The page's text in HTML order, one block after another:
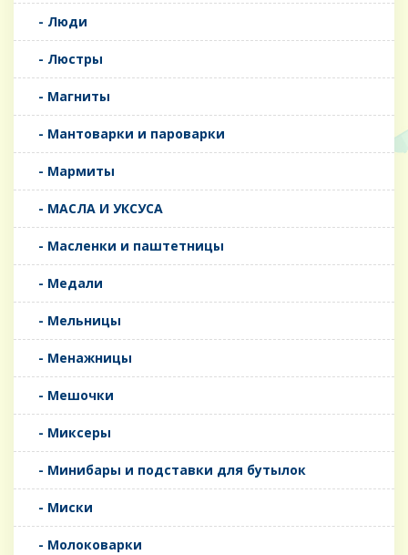
- Люди
- Люстры
- Магниты
- Мантоварки и пароварки
- Мармиты
- МАСЛА И УКСУСА
- Масленки и паштетницы
- Медали
- Мельницы
- Менажницы
- Мешочки
- Миксеры
- Минибары и подставки для бутылок
- Миски
- Молоковарки